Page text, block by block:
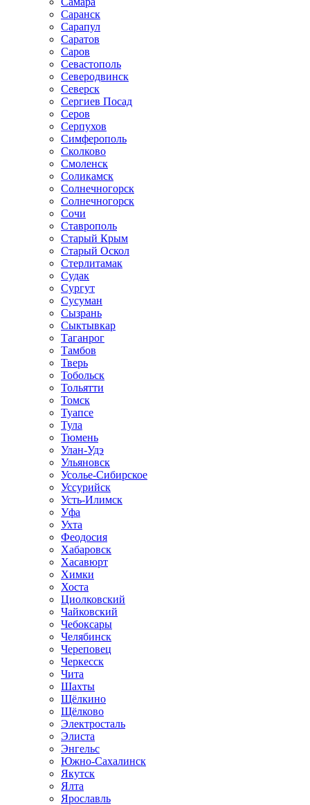
Саранск
Сарапул
Саратов
Саров
Севастополь
Северодвинск
Северск
Сергиев Посад
Серов
Серпухов
Симферополь
Сколково
Смоленск
Соликамск
Солнечногорск
Солнечногорск
Сочи
Ставрополь
Старый Крым
Старый Оскол
Стерлитамак
Судак
Сургут
Сусуман
Сызрань
Сыктывкар
Таганрог
Тамбов
Тверь
Тобольск
Тольятти
Томск
Туапсе
Тула
Тюмень
Улан-Удэ
Ульяновск
Усолье-Сибирское
Уссурийск
Усть-Илимск
Уфа
Ухта
Феодосия
Хабаровск
Хасавюрт
Химки
Хоста
Циолковский
Чайковский
Чебоксары
Челябинск
Череповец
Черкесск
Чита
Шахты
Щёлкино
Щёлково
Электросталь
Элиста
Энгельс
Южно-Сахалинск
Якутск
Ялта
Ярославль